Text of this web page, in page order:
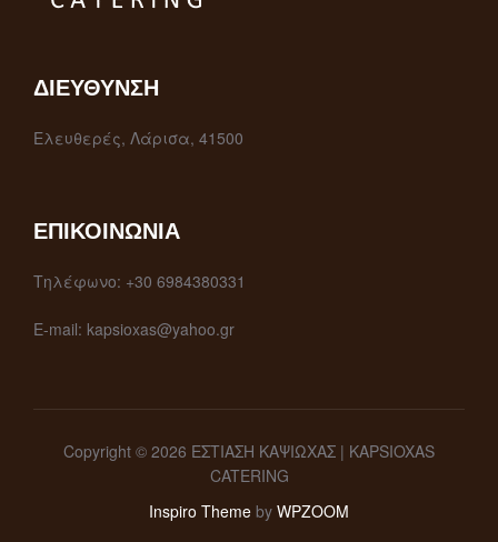
ΔΙΕΎΘΥΝΣΗ
Ελευθερές, Λάρισα, 41500
ΕΠΙΚΟΙΝΩΝΊΑ
Τηλέφωνο: +30 6984380331
E-mail: kapsioxas@yahoo.gr
Copyright © 2026 ΕΣΤΙΑΣΗ ΚΑΨΙΩΧΑΣ | KAPSIOXAS
CATERING
Inspiro Theme by WPZOOM